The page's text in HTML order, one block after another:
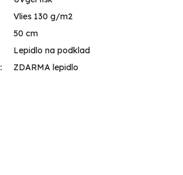
Vlies 130 g/m2
50 cm
Lepidlo na podklad
: ZDARMA lepidlo